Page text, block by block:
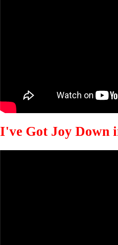
I've Got Joy Down